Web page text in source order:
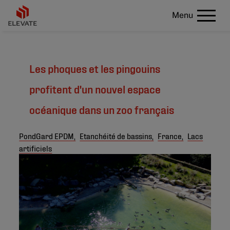
Menu
Les phoques et les pingouins
profitent d'un nouvel espace
océanique dans un zoo français
PondGard EPDM, Etanchéité de bassins, France,
Lacs
artificiels